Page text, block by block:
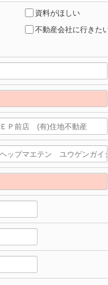
資料がほしい
不動産会社に行きた